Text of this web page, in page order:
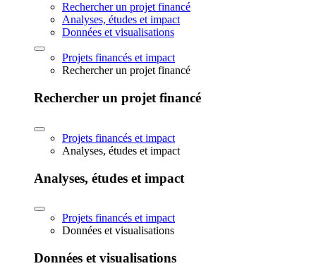
Rechercher un projet financé
Analyses, études et impact
Données et visualisations
Projets financés et impact
Rechercher un projet financé
Rechercher un projet financé
Projets financés et impact
Analyses, études et impact
Analyses, études et impact
Projets financés et impact
Données et visualisations
Données et visualisations